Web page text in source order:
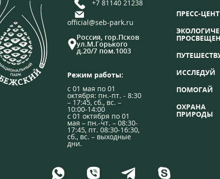
+7 81140 21238
official@seb-park.ru
Россия, гор.Псков
ул.М.Горького
д.20/7 пом.1003
Режим работы:
с 01 мая по 01
октября: пн.-пт. - 8:30
– 17:45, сб., вс. –
10:00-14:00
с 01 октября по 01
мая – пн.-чт. – 08:30-
17:45, пт. 08:30-16:30,
сб., вс. – выходные
дни.
ПРЕСС-
ИССЛЕДУЙ
ПОМОГАЙ
ОХРАНА
ПРИРОДЫ